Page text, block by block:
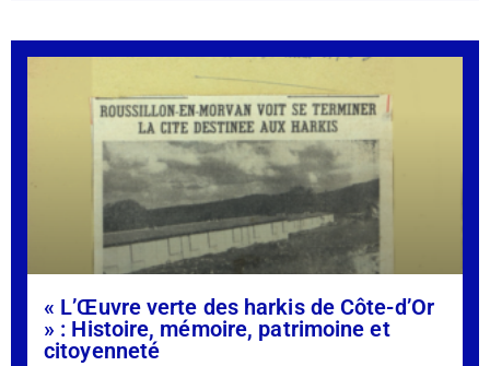
« L’Œuvre verte des harkis de Côte-d’Or
» : Histoire, mémoire, patrimoine et
citoyenneté